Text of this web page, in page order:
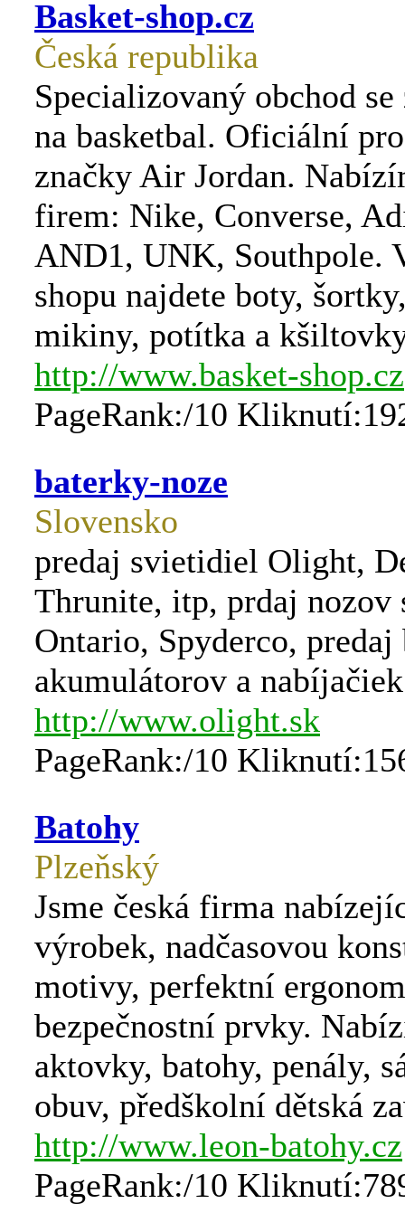
Basket-shop.cz
Česká republika
Specializovaný obchod
na basketbal. Oficiální
značky Air Jordan.
firem: Nike, Converse,
AND1, UNK, Southpole.
shopu najdete boty,
mikiny, potítka a
http://www.basket-shop.cz
PageRank:/10
baterky-noze
Slovensko
predaj svietidiel Olight,
Thrunite, itp, prdaj nozov
Ontario, Spyderco,
akumulátorov a nabíjačiek
http://www.olight.sk
PageRank:/10
Batohy
Plzeňský
Jsme česká firma
výrobek, nadčasovou
motivy, perfektní
bezpečnostní prvky.
aktovky, batohy, penály,
obuv, předškolní dětská
http://www.leon-batohy.cz
PageRank:/10